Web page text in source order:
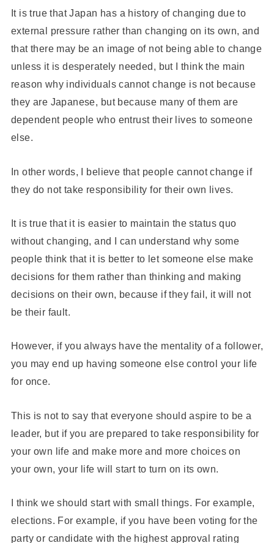
It is true that Japan has a history of changing due to
external pressure rather than changing on its own, and
that there may be an image of not being able to change
unless it is desperately needed, but I think the main
reason why individuals cannot change is not because
they are Japanese, but because many of them are
dependent people who entrust their lives to someone
else.
In other words, I believe that people cannot change if
they do not take responsibility for their own lives.
It is true that it is easier to maintain the status quo
without changing, and I can understand why some
people think that it is better to let someone else make
decisions for them rather than thinking and making
decisions on their own, because if they fail, it will not
be their fault.
However, if you always have the mentality of a follower,
you may end up having someone else control your life
for once.
This is not to say that everyone should aspire to be a
leader, but if you are prepared to take responsibility for
your own life and make more and more choices on
your own, your life will start to turn on its own.
I think we should start with small things. For example,
elections. For example, if you have been voting for the
party or candidate with the highest approval rating